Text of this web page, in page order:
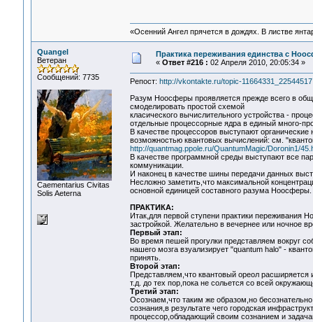
«Осенний Ангел прячется в дождях. В листве
Quangel
Ветеран
Сообщений: 7735
Сaementarius Civitas
Solis Aeterna
Практика переживания единства с
« Ответ #216 : 02 Апреля 2010, 20:05:34 »
Репост: http://vkontakte.ru/topic-11664331_22544517
Разум Ноосферы проявляется прежде всего в
смоделировать простой схемой
класического вычислительного устройства -
отдельные процессорные ядра в единый много-
В качестве процессоров выступают
возможностью квантовых вычислений: см.
http://quantmag.ppole.ru/QuantumMagic/Doronin1/
В качестве программной среды выступают все
коммуникации.
И наконец в качестве шины передачи данных
Несложно заметить,что максимальной
основной единицей составного разума Ноосферы.
ПРАКТИКА:
Итак,для первой ступени практики переживания
застройкой. Желательно в вечернее или ночное
Первый этап:
Во время пешей прогулки представляем вокруг
нашего мозга взуализирует "quantum halo" -
принять.
Второй этап:
Представляем,что квантовый ореол
т.д. до тех пор,пока не сольется со всей
Третий этап:
Осознаем,что таким же образом,но
сознания,в результате чего городская
процессор,обладающий своим сознанием и